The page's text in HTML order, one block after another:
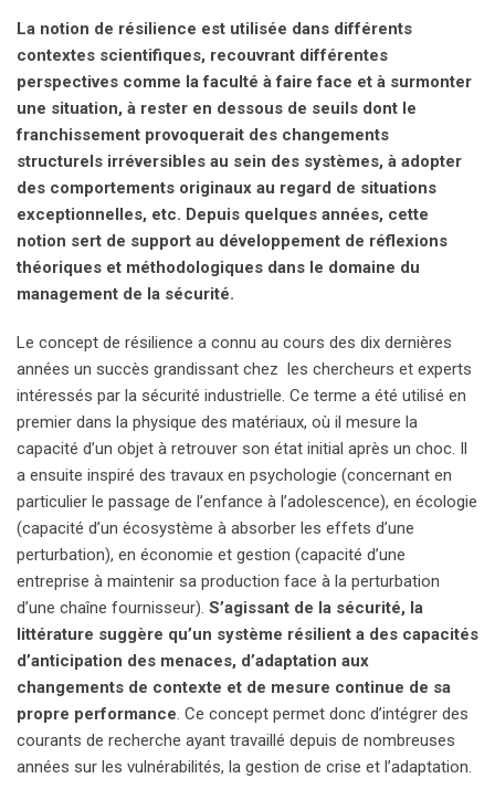
La notion de résilience est utilisée dans différents
contextes scientifiques, recouvrant différentes
perspectives comme la faculté à faire face et à surmonter
une situation, à rester en dessous de seuils dont le
franchissement provoquerait des changements
structurels irréversibles au sein des systèmes, à adopter
des comportements originaux au regard de situations
exceptionnelles, etc. Depuis quelques années, cette
notion sert de support au développement de réflexions
théoriques et méthodologiques dans le domaine du
management de la sécurité.
Le concept de résilience a connu au cours des dix dernières
années un succès grandissant chez les chercheurs et experts
intéressés par la sécurité industrielle. Ce terme a été utilisé en
premier dans la physique des matériaux, où il mesure la
capacité d’un objet à retrouver son état initial après un choc. Il
a ensuite inspiré des travaux en psychologie (concernant en
particulier le passage de l’enfance à l’adolescence), en écologie
(capacité d’un écosystème à absorber les effets d’une
perturbation), en économie et gestion (capacité d’une
entreprise à maintenir sa production face à la perturbation
d’une chaîne fournisseur). S’agissant de la sécurité, la
littérature suggère qu’un système résilient a des capacités
d’anticipation des menaces, d’adaptation aux
changements de contexte et de mesure continue de sa
propre performance. Ce concept permet donc d’intégrer des
courants de recherche ayant travaillé depuis de nombreuses
années sur les vulnérabilités, la gestion de crise et l’adaptation.